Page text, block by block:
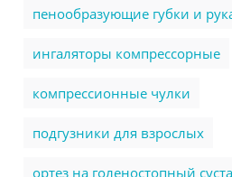
пенообразующие губки и
ингаляторы компрессорные
компрессионные чулки
подгузники для взрослых
ортез на голеностопный